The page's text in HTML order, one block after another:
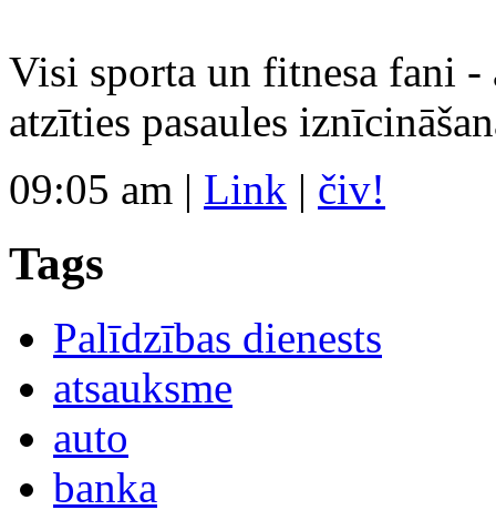
Visi sporta un fitnesa fani
atzīties pasaules
09:05 am | Link | čiv!
Tags
Palīdzības dienests
atsauksme
auto
banka